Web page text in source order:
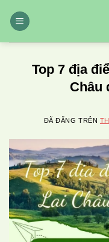
đến
Top 7 địa
Châu
ĐÃ ĐĂNG TRÊN